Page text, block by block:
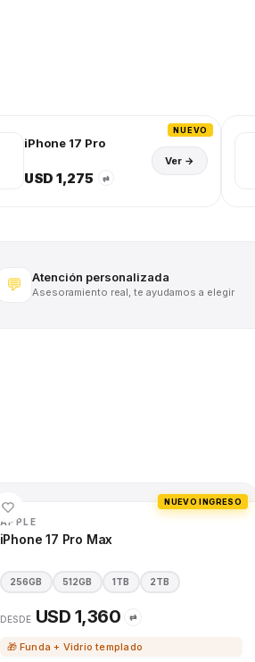
NUEVO
iPhone 17 Pro
USD 1,275 ⇄
Ver →
💬 Atención personalizada
Asesoramiento real, te ayudamos a elegir
NUEVO INGRESO
APPLE
iPhone 17 Pro Max
256GB 512GB 1TB 2TB
DESDE USD 1,360 ⇄
🎁 Funda + Vidrio templado